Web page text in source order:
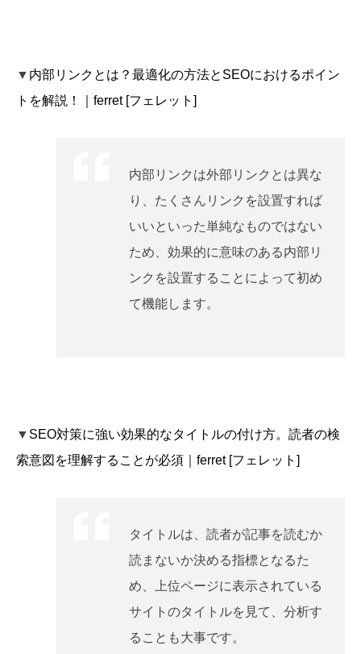
▼ 内部リンクとは？最適化の方法とSEOにおけるポイン
トを解説！｜ferret [フェレット]
内部リンクは外部リンクとは異な
り、たくさんリンクを設置すれば
いいといった単純なものではない
ため、効果的に意味のある内部リ
ンクを設置することによって初め
て機能します。
▼ SEO対策に強い効果的なタイトルの付け方。読者の検
索意図を理解することが必須｜ferret [フェレット]
タイトルは、読者が記事を読むか
読まないか決める指標となるた
め、上位ページに表示されている
サイトのタイトルを見て、分析す
ることも大事です。